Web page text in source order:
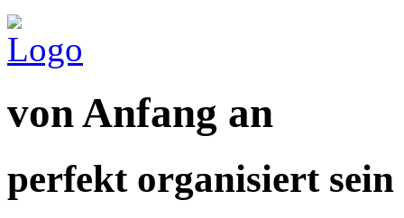
von Anfang an
perfekt organisiert sein